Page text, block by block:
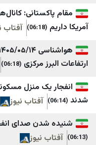
حكي موزون
طيون
Roula Nasr
سالم زهران
لبنان الكبير
النهار
کانال‌های ارتباطی
آفتاب نیوز
هواشناسی ۱۴۰۵/۰۵/۱۴؛
مرکزی (06:18)
آفتاب نیوز
آفتاب نیوز
صدای انفجار در
نیوز